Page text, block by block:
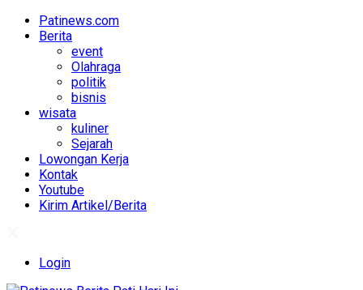
Patinews.com
Berita
event
Olahraga
politik
bisnis
wisata
kuliner
Sejarah
Lowongan Kerja
Kontak
Youtube
Kirim Artikel/Berita
Login